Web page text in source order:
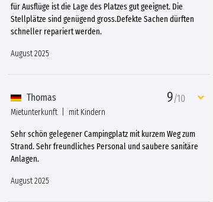
für Ausflüge ist die Lage des Platzes gut geeignet. Die
Stellplätze sind genügend gross.Defekte Sachen dürften
schneller repariert werden.
August 2025
Thomas 9/10
Mietunterkunft mit Kindern
Sehr schön gelegener Campingplatz mit kurzem Weg zum
Strand. Sehr freundliches Personal und saubere sanitäre
Anlagen.
August 2025